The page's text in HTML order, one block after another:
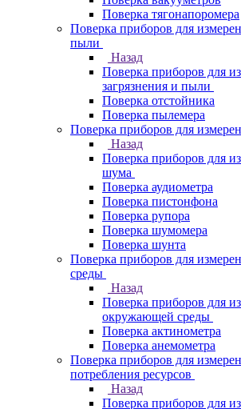
Поверка тягонапоромера
Поверка приборов для
пыли
Назад
Поверка приборов для
загрязнения и пыли
Поверка отстойника
Поверка пылемера
Поверка приборов для
Назад
Поверка приборов для
шума
Поверка аудиометра
Поверка пистонфона
Поверка рупора
Поверка шумомера
Поверка шунта
Поверка приборов для
среды
Назад
Поверка приборов для
окружающей среды
Поверка актинометра
Поверка анемометра
Поверка приборов для
потребления ресурсов
Назад
Поверка приборов для